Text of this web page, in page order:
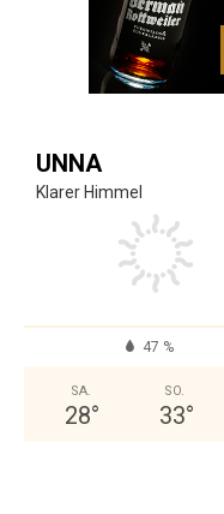
UNNA
Klarer Himmel
47 %
SA.
28°
SO.
33°